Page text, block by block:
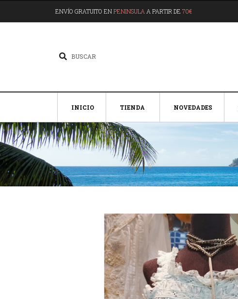
ENVÍO GRATUITO ENPENINSULA A PARTIR DE 70€
INICIO TIENDA NOVEDADES